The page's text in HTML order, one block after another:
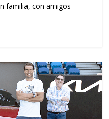
familia, con amigos